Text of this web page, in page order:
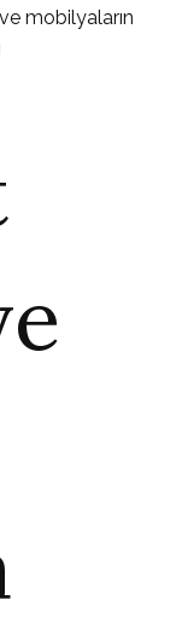
mobilyaların